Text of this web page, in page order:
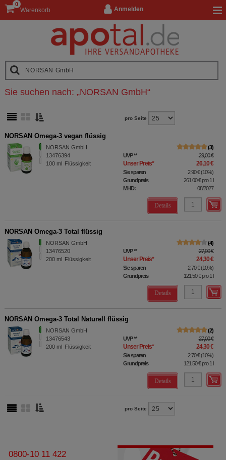
Anmelden
Warenkorb
0
Sie suchen nach: „NORSAN GmbH“
pro Seite
NORSAN Omega-3 vegan flüssig
NORSAN GmbH
13476394
100 ml Flüssigkeit
3
UVP** 29,00 €
Unser Preis* 26,10 €
Sie sparen 2,90 €(10%)
Grundpreis
261,00 €pro 1 l
MHD:
08/2027
Details
NORSAN Omega-3 Total flüssig
NORSAN GmbH
13476520
200 ml Flüssigkeit
4
UVP** 27,00 €
Unser Preis* 24,30 €
Sie sparen 2,70 €(10%)
Grundpreis
121,50 €pro 1 l
Details
NORSAN Omega-3 Total Naturell flüssig
NORSAN GmbH
13476543
200 ml Flüssigkeit
2
UVP** 27,00 €
Unser Preis* 24,30 €
Sie sparen 2,70 €(10%)
Grundpreis
121,50 €pro 1 l
Details
pro Seite
0800-10 11 422